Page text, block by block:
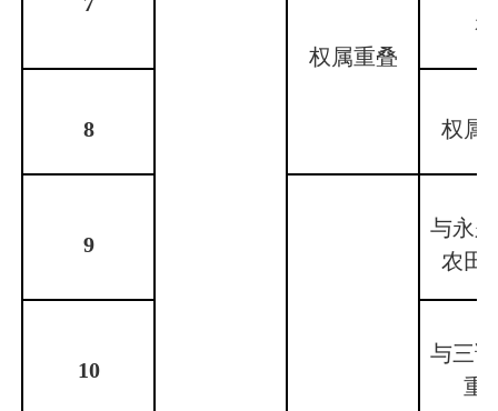
权属重叠
题
8 权属
9
与永
农田
10
与三
重